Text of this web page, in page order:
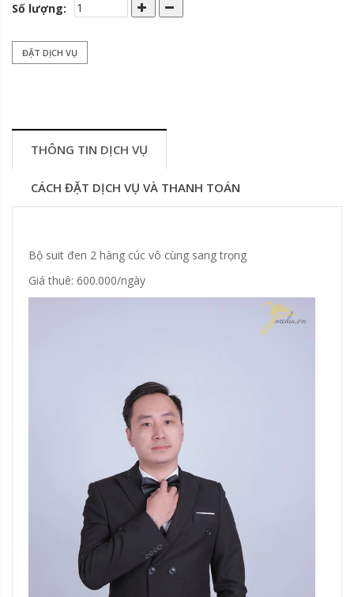
Số lượng:
ĐẶT DỊCH VỤ
THÔNG TIN DỊCH VỤ
CÁCH ĐẶT DỊCH VỤ VÀ THANH TOÁN
Bộ suit đen 2 hàng cúc vô cùng sang trọng
Giá thuê: 600.000/ngày